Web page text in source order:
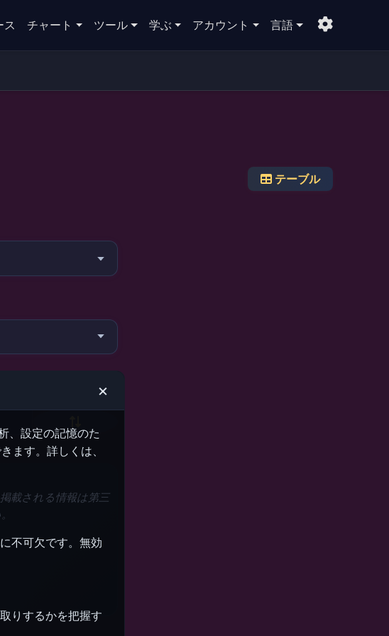
ス チャート ツール 学ぶ アカウント 言語
テーブル
×
、設定の記憶のた
ます。詳しくは、
載される情報は第三
不可欠です。無効
りするかを把握す